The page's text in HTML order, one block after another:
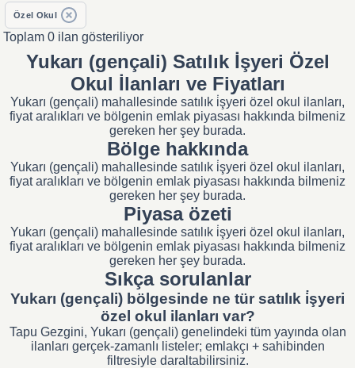
Özel Okul
Toplam 0 ilan gösteriliyor
Yukarı (gençali) Satılık İşyeri Özel
Okul İlanları ve Fiyatları
Yukarı (gençali) mahallesinde satılık i̇şyeri özel okul ilanları,
fiyat aralıkları ve bölgenin emlak piyasası hakkında bilmeniz
gereken her şey burada.
Bölge hakkında
Yukarı (gençali) mahallesinde satılık i̇şyeri özel okul ilanları,
fiyat aralıkları ve bölgenin emlak piyasası hakkında bilmeniz
gereken her şey burada.
Piyasa özeti
Yukarı (gençali) mahallesinde satılık i̇şyeri özel okul ilanları,
fiyat aralıkları ve bölgenin emlak piyasası hakkında bilmeniz
gereken her şey burada.
Sıkça sorulanlar
Yukarı (gençali) bölgesinde ne tür satılık i̇şyeri
özel okul ilanları var?
Tapu Gezgini, Yukarı (gençali) genelindeki tüm yayında olan
ilanları gerçek-zamanlı listeler; emlakçı + sahibinden
filtresiyle daraltabilirsiniz.